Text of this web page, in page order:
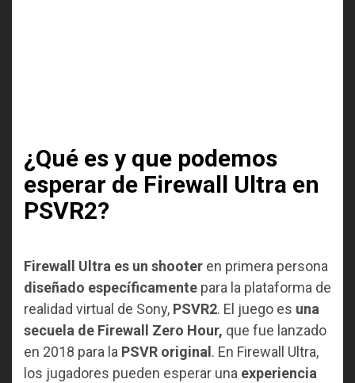
¿Qué es y que podemos
esperar de Firewall Ultra en
PSVR2?
Firewall Ultra es un shooter en primera persona
diseñado específicamente para la plataforma de
realidad virtual de Sony, PSVR2. El juego es una
secuela de Firewall Zero Hour, que fue lanzado
en 2018 para la PSVR original . En Firewall Ultra,
los jugadores pueden esperar una experiencia